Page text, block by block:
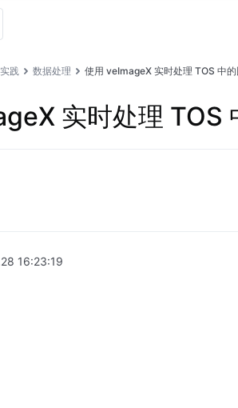
践 数据处理 使用 veImageX 实时处理 TOS 中
实时处理 TOS
16:23:19